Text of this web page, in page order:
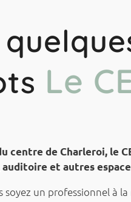
Le
centre de Charleroi, le
auditoire et autres
soyez un professionnel à